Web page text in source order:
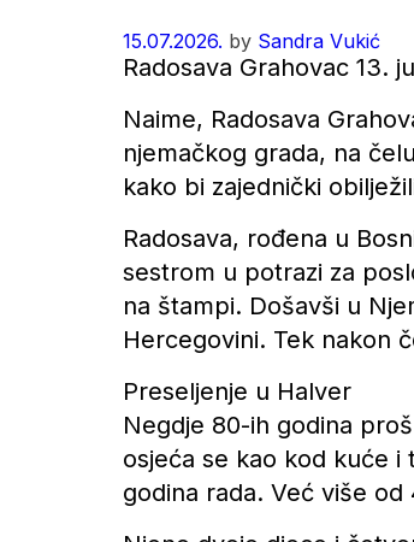
15.07.2026. by Sandra Vukić
Radosava Grahovac 13.
Naime, Radosava
njemačkog grada, na
kako bi zajednički
Radosava, rođena u
sestrom u potrazi za
na štampi. Došavši u
Hercegovini. Tek nakon
Preseljenje u Halver
Negdje 80-ih godina
osjeća se kao kod kuće
godina rada. Već više